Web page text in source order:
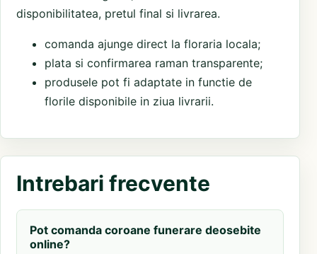
disponibilitatea, pretul final si livrarea.
comanda ajunge direct la floraria locala;
plata si confirmarea raman transparente;
produsele pot fi adaptate in functie de
florile disponibile in ziua livrarii.
Intrebari frecvente
Pot comanda coroane funerare deosebite
online?